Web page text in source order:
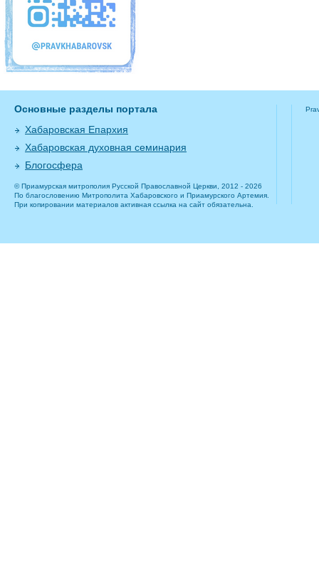
Основные разделы портала
Хабаровская Епархия
Хабаровская духовная семинария
Блогосфера
© Приамурская митрополия Русской Православной Церкви, 2012 - 2026
По благословению Митрополита Хабаровского и Приамурского Артемия.
При копировании материалов активная ссылка на сайт обязательна.